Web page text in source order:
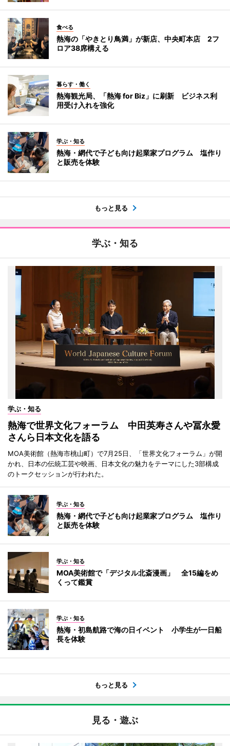
食べる
熱海の「やきとり鳥満」が新店、中央町本店 2フ
ロア38席構える
暮らす・働く
熱海観光局、「熱海 for Biz」に刷新 ビジネス利
用受け入れを強化
学ぶ・知る
熱海・網代で子ども向け起業家プログラム 塩作り
と販売を体験
もっと見る
学ぶ・知る
学ぶ・知る
熱海で世界文化フォーラム 中田英寿さんや冨永愛
さんら日本文化を語る
MOA美術館（熱海市桃山町）で7月25日、「世界文化フォーラム」が開
かれ、日本の伝統工芸や映画、日本文化の魅力をテーマにした3部構成
のトークセッションが行われた。
学ぶ・知る
熱海・網代で子ども向け起業家プログラム 塩作り
と販売を体験
学ぶ・知る
MOA美術館で「デジタル北斎漫画」 全15編をめ
くって鑑賞
学ぶ・知る
熱海・初島航路で海の日イベント 小学生が一日船
長を体験
もっと見る
見る・遊ぶ